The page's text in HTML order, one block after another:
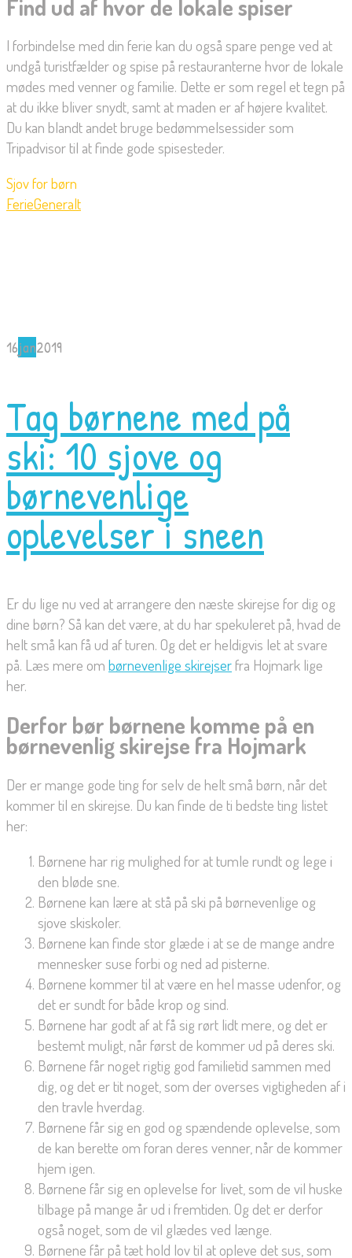
Find ud af hvor de lokale spiser
I forbindelse med din ferie kan du også spare penge ved at
undgå turistfælder og spise på restauranterne hvor de lokale
mødes med venner og familie. Dette er som regel et tegn på
at du ikke bliver snydt, samt at maden er af højere kvalitet.
Du kan blandt andet bruge bedømmelsessider som
Tripadvisor til at finde gode spisesteder.
Sjov for børn
FerieGeneralt
16jan2019
Tag børnene med på
ski: 10 sjove og
børnevenlige
oplevelser i sneen
Er du lige nu ved at arrangere den næste skirejse for dig og
dine børn? Så kan det være, at du har spekuleret på, hvad de
helt små kan få ud af turen. Og det er heldigvis let at svare
på. Læs mere om børnevenlige skirejser fra Hojmark lige
her.
Derfor bør børnene komme på en
børnevenlig skirejse fra Hojmark
Der er mange gode ting for selv de helt små børn, når det
kommer til en skirejse. Du kan finde de ti bedste ting listet
her:
Børnene har rig mulighed for at tumle rundt og lege i
den bløde sne.
Børnene kan lære at stå på ski på børnevenlige og
sjove skiskoler.
Børnene kan finde stor glæde i at se de mange andre
mennesker suse forbi og ned ad pisterne.
Børnene kommer til at være en hel masse udenfor, og
det er sundt for både krop og sind.
Børnene har godt af at få sig rørt lidt mere, og det er
bestemt muligt, når først de kommer ud på deres ski.
Børnene får noget rigtig god familietid sammen med
dig, og det er tit noget, som der overses vigtigheden af i
den travle hverdag.
Børnene får sig en god og spændende oplevelse, som
de kan berette om foran deres venner, når de kommer
hjem igen.
Børnene får sig en oplevelse for livet, som de vil huske
tilbage på mange år ud i fremtiden. Og det er derfor
også noget, som de vil glædes ved længe.
Børnene får på tæt hold lov til at opleve det sus, som